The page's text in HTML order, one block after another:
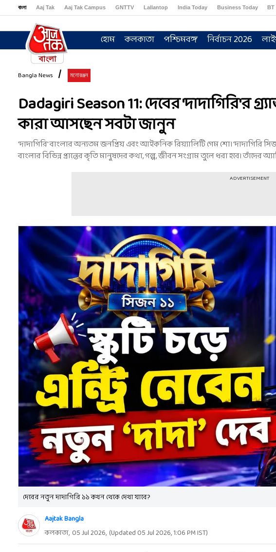
বাংলা Aaj Tak Aaj Tak Campus GNTTV Lallantop India Today Business Today BT
হোম কলকাতা পশ্চিমবঙ্গ নির্বাচন 2026
Bangla News মনোরঞ্জন
Dadagiri Season 11: দেবের 'দাদাগিরি'র
কারা আসছেন সবটা জানুন
'দাদাগিরি' বাংলার অন্যতম জনপ্রিয় এবং আইকনিক রিয়্যালিটি গেম শো। 'দাদাগিরি
বাংলার বিভিন্ন প্রান্তের কৃতি মানুষদের কথা, গল্প, জীবন সংগ্রাম তুলে ধরা হবে। তাঁদের
ADVERTISEMENT
দেবের নতুন দাদাগিরি ১১ কখন থেকে দেখা যাবে?
Aajtak Bangla
কলকাতা, 05 Jul 2026, (Updated 05 Jul 2026, 1:06 PMIST)